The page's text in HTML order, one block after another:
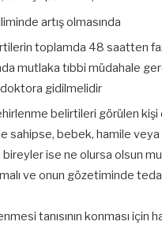
artış olmasında
toplamda 48 saatten
mutlaka tıbbi müdahale
gidilmelidir
belirtileri görülen kişi
sahipse, bebek, hamile veya
bireyler ise ne olursa olsun
ve onun gözetiminde
tanısının konması için